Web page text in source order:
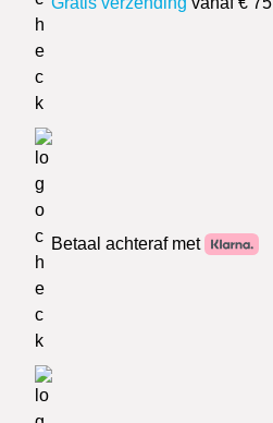
Betaal achteraf met